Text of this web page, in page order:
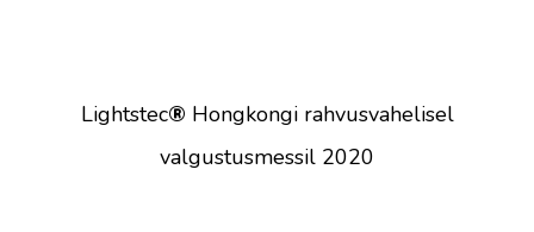
Lightstec® Hongkongi rahvusvahelisel
valgustusmessil 2020